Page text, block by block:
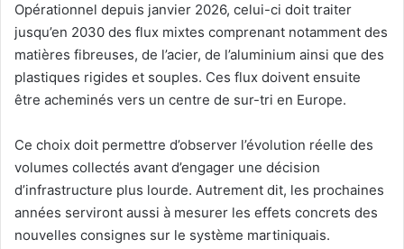
Opérationnel depuis janvier 2026, celui-ci doit traiter
jusqu’en 2030 des flux mixtes comprenant notamment des
matières fibreuses, de l’acier, de l’aluminium ainsi que des
plastiques rigides et souples. Ces flux doivent ensuite
être acheminés vers un centre de sur-tri en Europe.
Ce choix doit permettre d’observer l’évolution réelle des
volumes collectés avant d’engager une décision
d’infrastructure plus lourde. Autrement dit, les prochaines
années serviront aussi à mesurer les effets concrets des
nouvelles consignes sur le système martiniquais.